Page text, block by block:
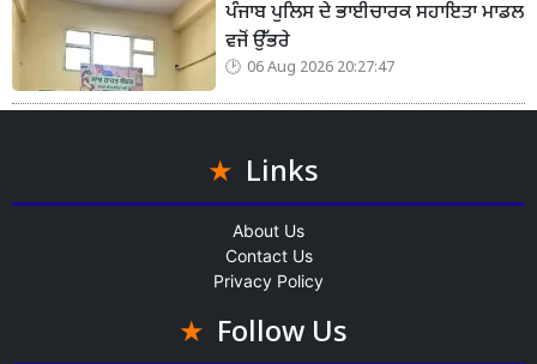
ਪੰਜਾਬ ਪੁਲਿਸ ਦੇ ਭਾਈਚਾਰਕ ਸਹਾਇਤਾ ਮਾਡਲ
ਵਜੋਂ ਉੱਭਰੇ
06 Aug 2026 20:27:47
Links
About Us
Contact Us
Privacy Policy
Follow Us